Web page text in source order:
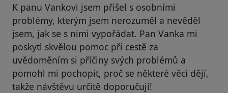
K panu Vankovi jsem přišel s osobními
problémy, kterým jsem nerozuměl a nevěděl
jsem, jak se s nimi vypořádat. Pan Vanka mi
poskytl skvělou pomoc při cestě za
uvědoměním si příčiny svých problémů a
pomohl mi pochopit, proč se některé věci dějí,
takže návštěvu určitě doporučuji!